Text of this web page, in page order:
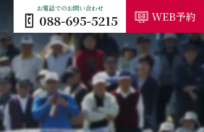
お電話でのお問い合わせ
088-695-5215 WEB予約